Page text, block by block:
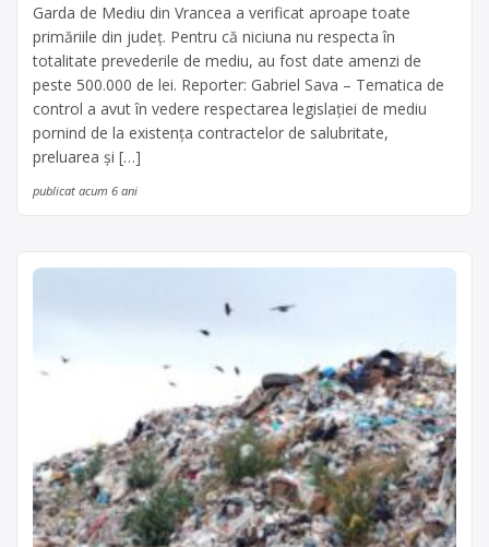
Garda de Mediu din Vrancea a verificat aproape toate
primăriile din județ. Pentru că niciuna nu respecta în
totalitate prevederile de mediu, au fost date amenzi de
peste 500.000 de lei. Reporter: Gabriel Sava – Tematica de
control a avut în vedere respectarea legislației de mediu
pornind de la existența contractelor de salubritate,
preluarea și […]
publicat acum 6 ani